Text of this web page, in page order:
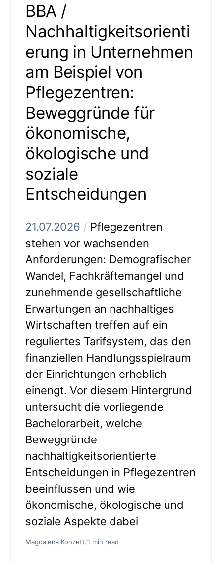
BBA /
Nachhaltigkeitsorienti
erung in Unternehmen
am Beispiel von
Pflegezentren:
Beweggründe für
ökonomische,
ökologische und
soziale
Entscheidungen
21.07.2026 / Pflegezentren
stehen vor wachsenden
Anforderungen: Demografischer
Wandel, Fachkräftemangel und
zunehmende gesellschaftliche
Erwartungen an nachhaltiges
Wirtschaften treffen auf ein
reguliertes Tarifsystem, das den
finanziellen Handlungsspielraum
der Einrichtungen erheblich
einengt. Vor diesem Hintergrund
untersucht die vorliegende
Bachelorarbeit, welche
Beweggründe
nachhaltigkeitsorientierte
Entscheidungen in Pflegezentren
beeinflussen und wie
ökonomische, ökologische und
soziale Aspekte dabei
Magdalena Konzett/1 min read